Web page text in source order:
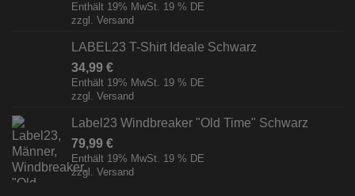
Enthält 19% MwSt. 19 % DE
zzgl. Versand
LABEL23 T-Shirt Ideale Schwarz
34,99 €
Enthält 19% MwSt. 19 % DE
zzgl. Versand
Label23 Windbreaker "Old Time" Schwarz
79,99 €
Enthält 19% MwSt. 19 % DE
zzgl. Versand